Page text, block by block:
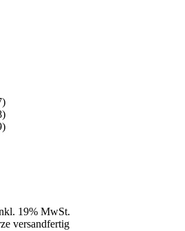
19% MwSt.
versandfertig